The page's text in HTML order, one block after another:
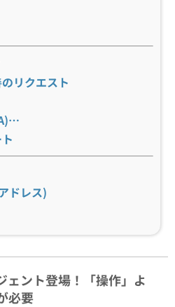
リクエスト
ドレス)
ント登場！「操作」よ
必要